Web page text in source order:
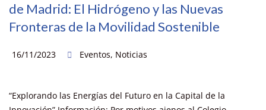
de Madrid: El Hidrógeno y las Nuevas
Fronteras de la Movilidad Sostenible
16/11/2023 Eventos, Noticias
“Explorando las Energías del Futuro en la Capital de la